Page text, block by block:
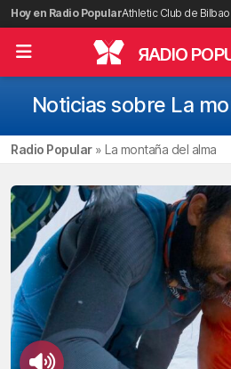
Saltar
al
contenido
Hoy en Radio PopularAthletic Club de Bilbao
RADIO
Noticias sobre La
Radio Popular» La montaña del alma